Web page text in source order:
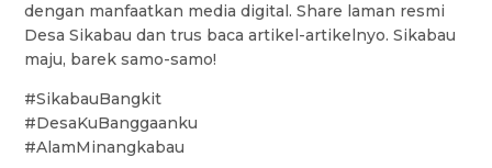
dengan manfaatkan media digital. Share laman resmi
Desa Sikabau dan trus baca artikel-artikelnyo. Sikabau
maju, barek samo-samo!
#SikabauBangkit
#DesaKuBanggaanku
#AlamMinangkabau